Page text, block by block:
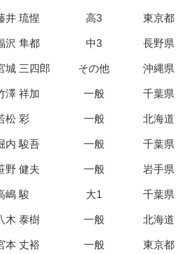
井 琉惺 高3 東京都
沢 隼都 中3 長野県
城 三四郎 その他 沖縄県
澤 祥加 一般 千葉県
松 彩 一般 北海道
内 駿吾 一般 千葉県
野 健夫 一般 岩手県
嶋 駿 大1 千葉県
木 泰樹 一般 北海道
本 丈裕 一般 東京都